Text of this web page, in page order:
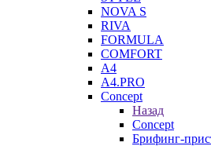
NOVA S
RIVA
FORMULA
COMFORT
A4
A4.PRO
Concept
Назад
Concept
Брифинг-